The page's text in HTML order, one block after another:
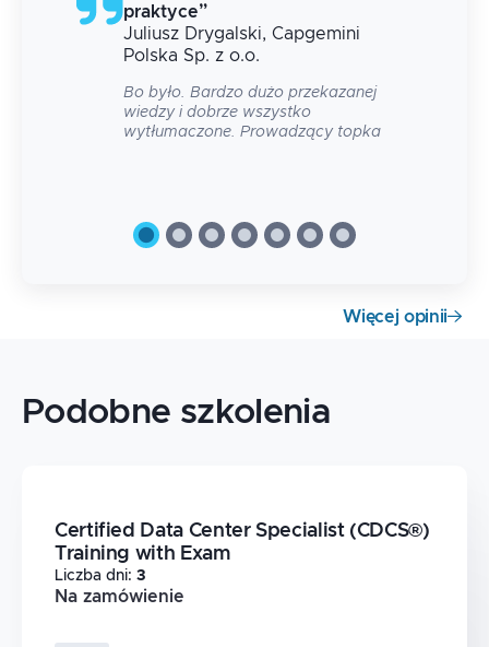
praktyce”
Juliusz Drygalski, Capgemini
Polska Sp. z o.o.
Bo było. Bardzo dużo przekazanej
wiedzy i dobrze wszystko
wytłumaczone. Prowadzący topka
Więcej opinii
Podobne szkolenia
Certified Data Center Specialist (CDCS®)
Training with Exam
Liczba dni: 3
Na zamówienie